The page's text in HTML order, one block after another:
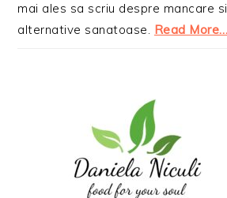
mai ales sa scriu despre mancare
alternative sanatoase. Read More…